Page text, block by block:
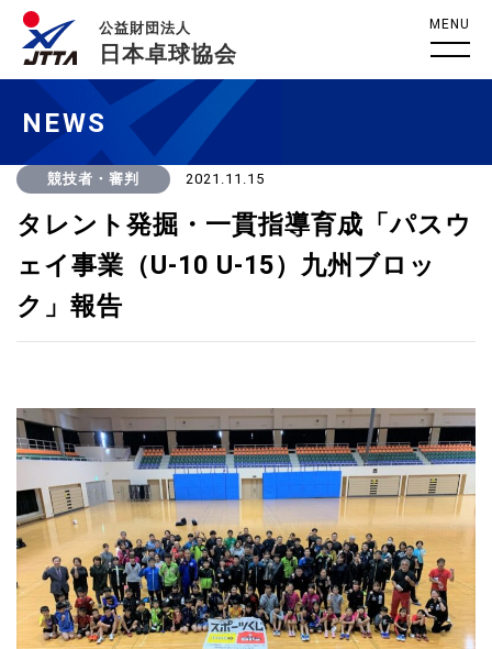
公益財団法人
日本卓球協会
MENU
NEWS
競技者・審判 2021.11.15
タレント発掘・一貫指導育成「パスウ
ェイ事業（U-10 U-15）九州ブロッ
ク」報告